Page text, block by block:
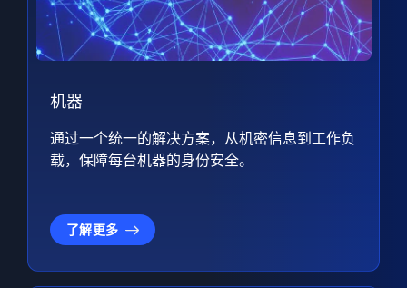
机器
通过一个统一的解决方案，从机密信息到工作负
载，保障每台机器的身份安全。
了解更多